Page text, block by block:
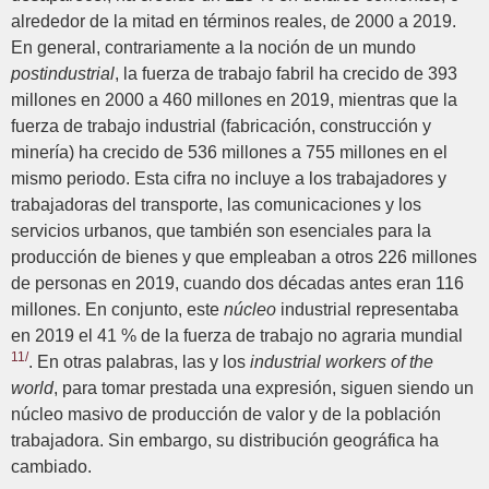
alrededor de la mitad en términos reales, de 2000 a 2019.
En general, contrariamente a la noción de un mundo
postindustrial, la fuerza de trabajo fabril ha crecido de 393
millones en 2000 a 460 millones en 2019, mientras que la
fuerza de trabajo industrial (fabricación, construcción y
minería) ha crecido de 536 millones a 755 millones en el
mismo periodo. Esta cifra no incluye a los trabajadores y
trabajadoras del transporte, las comunicaciones y los
servicios urbanos, que también son esenciales para la
producción de bienes y que empleaban a otros 226 millones
de personas en 2019, cuando dos décadas antes eran 116
millones. En conjunto, este núcleo industrial representaba
en 2019 el 41 % de la fuerza de trabajo no agraria mundial
11/. En otras palabras, las y los industrial workers of the
world, para tomar prestada una expresión, siguen siendo un
núcleo masivo de producción de valor y de la población
trabajadora. Sin embargo, su distribución geográfica ha
cambiado.